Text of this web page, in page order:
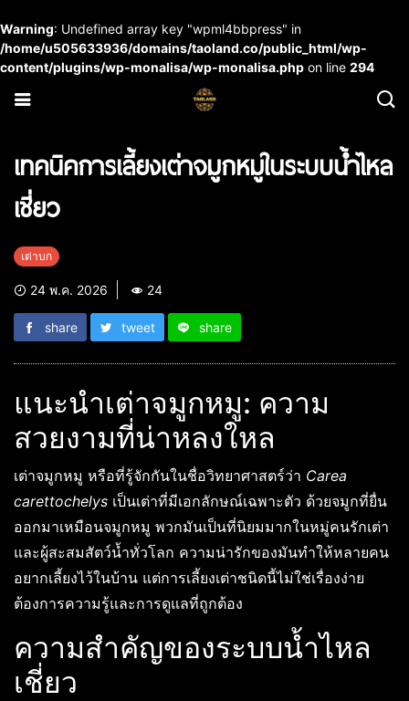
Warning: Undefined array key "wpml4bbpress" in
/home/u505633936/domains/taoland.co/public_html/wp-
content/plugins/wp-monalisa/wp-monalisa.php on line 294
เทคนิคการเลี้ยงเต่าจมูกหมูในระบบน้ำไหล
เชี่ยว
เต่าบก
24 พ.ค. 2026 24
share tweet share
แนะนำเต่าจมูกหมู: ความ
สวยงามที่น่าหลงใหล
เต่าจมูกหมู หรือที่รู้จักกันในชื่อวิทยาศาสตร์ว่า Carea
carettochelys เป็นเต่าที่มีเอกลักษณ์เฉพาะตัว ด้วยจมูกที่ยื่น
ออกมาเหมือนจมูกหมู พวกมันเป็นที่นิยมมากในหมู่คนรักเต่า
และผู้สะสมสัตว์น้ำทั่วโลก ความน่ารักของมันทำให้หลายคน
อยากเลี้ยงไว้ในบ้าน แต่การเลี้ยงเต่าชนิดนี้ไม่ใช่เรื่องง่าย
ต้องการความรู้และการดูแลที่ถูกต้อง
ความสำคัญของระบบน้ำไหล
เชี่ยว